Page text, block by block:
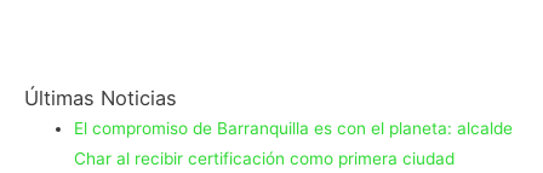
Últimas Noticias
El compromiso de Barranquilla es con el planeta: alcalde
Char al recibir certificación como primera ciudad